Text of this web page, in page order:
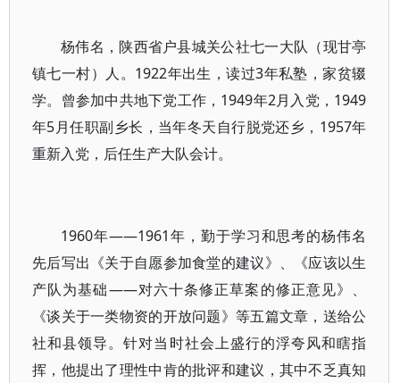
杨伟名，陕西省户县城关公社七一大队（现甘亭
镇七一村）人。1922年出生，读过3年私塾，家贫辍
学。曾参加中共地下党工作，1949年2月入党，1949
年5月任职副乡长，当年冬天自行脱党还乡，1957年
重新入党，后任生产大队会计。
1960年——1961年，勤于学习和思考的杨伟名
先后写出《关于自愿参加食堂的建议》、《应该以生
产队为基础——对六十条修正草案的修正意见》、
《谈关于一类物资的开放问题》等五篇文章，送给公
社和县领导。针对当时社会上盛行的浮夸风和瞎指
挥，他提出了理性中肯的批评和建议，其中不乏真知